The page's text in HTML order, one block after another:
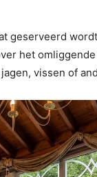
geserveerd
het
vissen of